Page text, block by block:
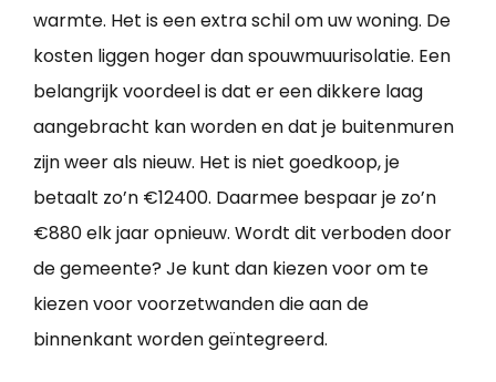
warmte. Het is een extra schil om uw woning. De
kosten liggen hoger dan spouwmuurisolatie. Een
belangrijk voordeel is dat er een dikkere laag
aangebracht kan worden en dat je buitenmuren
zijn weer als nieuw. Het is niet goedkoop, je
betaalt zo’n €12400. Daarmee bespaar je zo’n
€880 elk jaar opnieuw. Wordt dit verboden door
de gemeente? Je kunt dan kiezen voor om te
kiezen voor voorzetwanden die aan de
binnenkant worden geïntegreerd.